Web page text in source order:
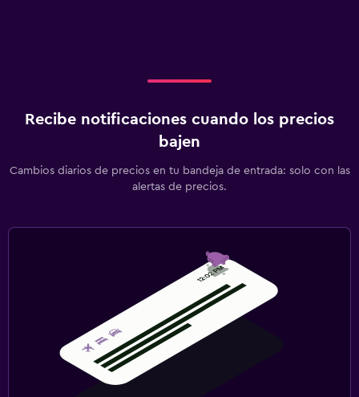
Recibe notificaciones cuando los precios
bajen
Cambios diarios de precios en tu bandeja de entrada: solo con las
alertas de precios.